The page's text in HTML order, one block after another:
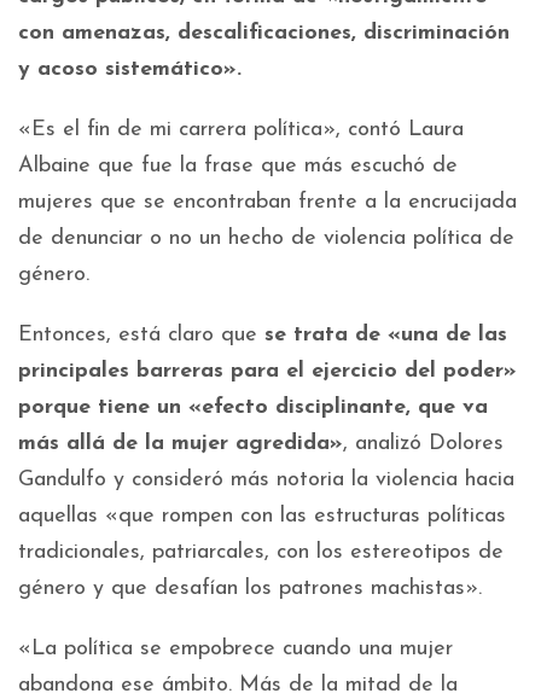
con amenazas, descalificaciones, discriminación
y acoso sistemático».
«Es el fin de mi carrera política», contó Laura
Albaine que fue la frase que más escuchó de
mujeres que se encontraban frente a la encrucijada
de denunciar o no un hecho de violencia política de
género.
Entonces, está claro que se trata de «una de las
principales barreras para el ejercicio del poder»
porque tiene un «efecto disciplinante, que va
más allá de la mujer agredida», analizó Dolores
Gandulfo y consideró más notoria la violencia hacia
aquellas «que rompen con las estructuras políticas
tradicionales, patriarcales, con los estereotipos de
género y que desafían los patrones machistas».
«La política se empobrece cuando una mujer
abandona ese ámbito. Más de la mitad de la